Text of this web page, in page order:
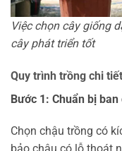
Việc chọn cây giống
cây phát triển tốt
Quy trình trồng chi
Bước 1: Chuẩn bị ban
Chọn chậu trồng có